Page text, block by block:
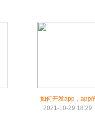
如何开发app，app
2021-10-29 18:29